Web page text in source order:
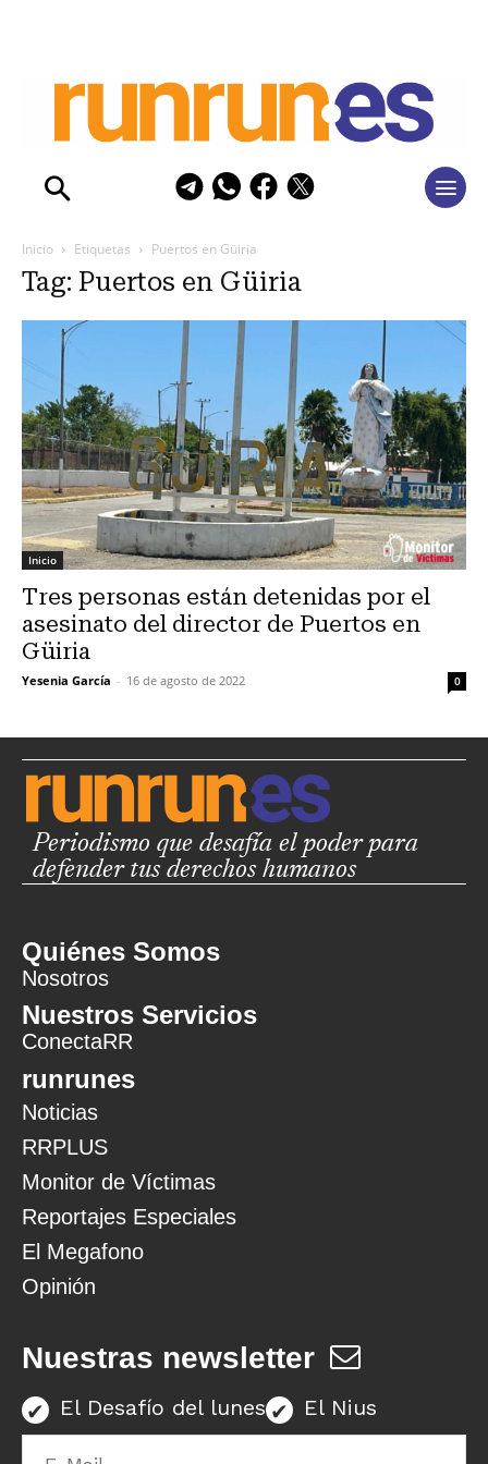
Inicio Etiquetas Puertos en Güiria
Tag: Puertos en Güiria
Inicio
Tres personas están detenidas por el
asesinato del director de Puertos en
Güiria
Yesenia García - 16 de agosto de 2022 0
Periodismo que desafía el poder para
defender tus derechos humanos
Quiénes Somos
Nosotros
Nuestros Servicios
ConectaRR
runrunes
Noticias
RRPLUS
Monitor de Víctimas
Reportajes Especiales
El Megafono
Opinión
Nuestras newsletter
El Desafío del lunes El Nius